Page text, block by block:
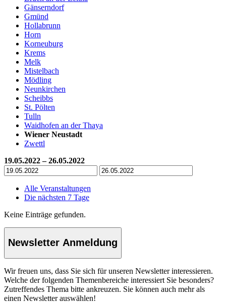
Gänserndorf
Gmünd
Hollabrunn
Horn
Korneuburg
Krems
Melk
Mistelbach
Mödling
Neunkirchen
Scheibbs
St. Pölten
Tulln
Waidhofen an der Thaya
Wiener Neustadt
Zwettl
19.05.2022 – 26.05.2022
Alle Veranstaltungen
Die nächsten 7 Tage
Keine Einträge gefunden.
Newsletter Anmeldung
Wir freuen uns, dass Sie sich für unseren Newsletter interessieren.
Welche der folgenden Themenbereiche interessiert Sie besonders?
Zutreffendes Thema bitte ankreuzen. Sie können auch mehr als
einen Newsletter auswählen!